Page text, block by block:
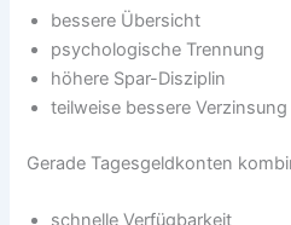
bessere Übersicht
psychologische Trennung
höhere Spar-Disziplin
teilweise bessere Verzinsung
Gerade Tagesgeldkonten